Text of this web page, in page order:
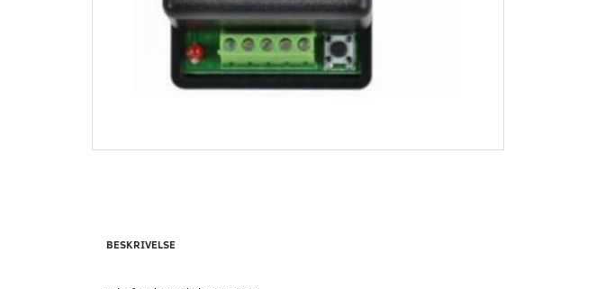
BESKRIVELSE